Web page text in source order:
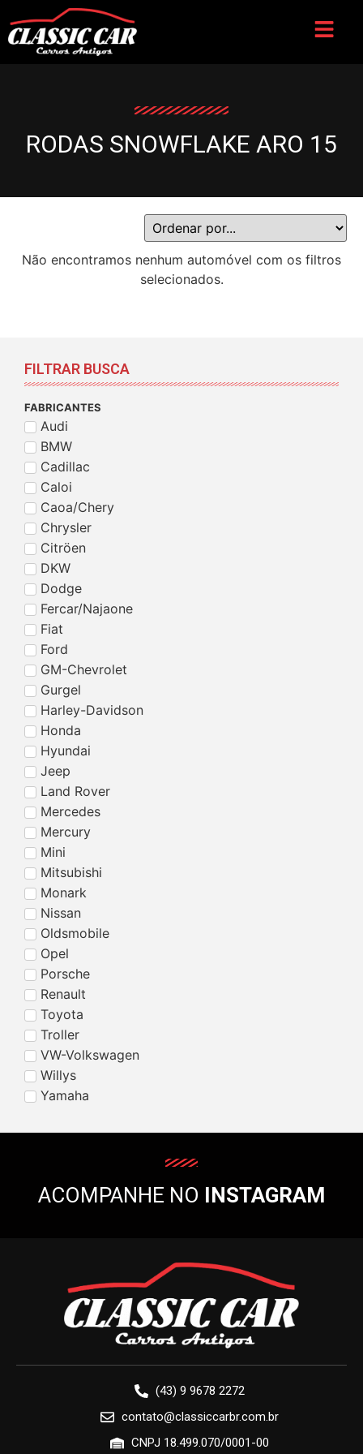
RODAS SNOWFLAKE ARO 15
FILTRAR BUSCA
FABRICANTES
Audi
BMW
Cadillac
Caloi
Caoa/Chery
Chrysler
Citröen
DKW
Dodge
Fercar/Najaone
Fiat
Ford
GM-Chevrolet
Gurgel
Harley-Davidson
Honda
Hyundai
Jeep
Land Rover
Mercedes
Mercury
Mini
Mitsubishi
Monark
Nissan
Oldsmobile
Opel
Porsche
Renault
Toyota
Troller
VW-Volkswagen
Willys
Yamaha
Não encontramos nenhum automóvel com os filtros
selecionados.
ACOMPANHE NO INSTAGRAM
(43) 9 9678 2272
contato@classiccarbr.com.br
CNPJ 18.499.070/0001-00